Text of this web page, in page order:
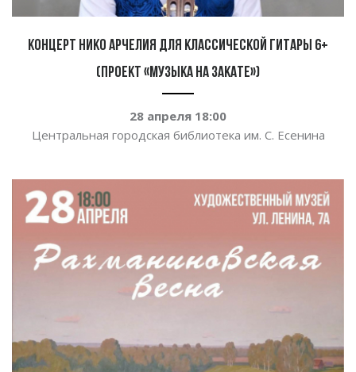
Концерт Нико Арчелия для классической гитары 6+
(проект «Музыка на закате»)
28 апреля 18:00
Центральная городская библиотека им. С. Есенина